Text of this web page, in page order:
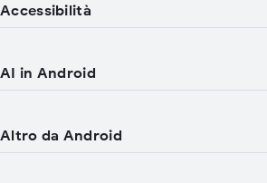
Accessibilità
AI in Android
Altro da Android